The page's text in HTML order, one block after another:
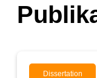
Dissertation